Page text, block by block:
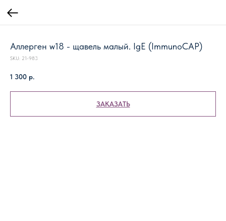
Аллерген w18 - щавель малый. IgE (ImmunoCAP)
SKU: 21-983
1 300 р.
ЗАКАЗАТЬ